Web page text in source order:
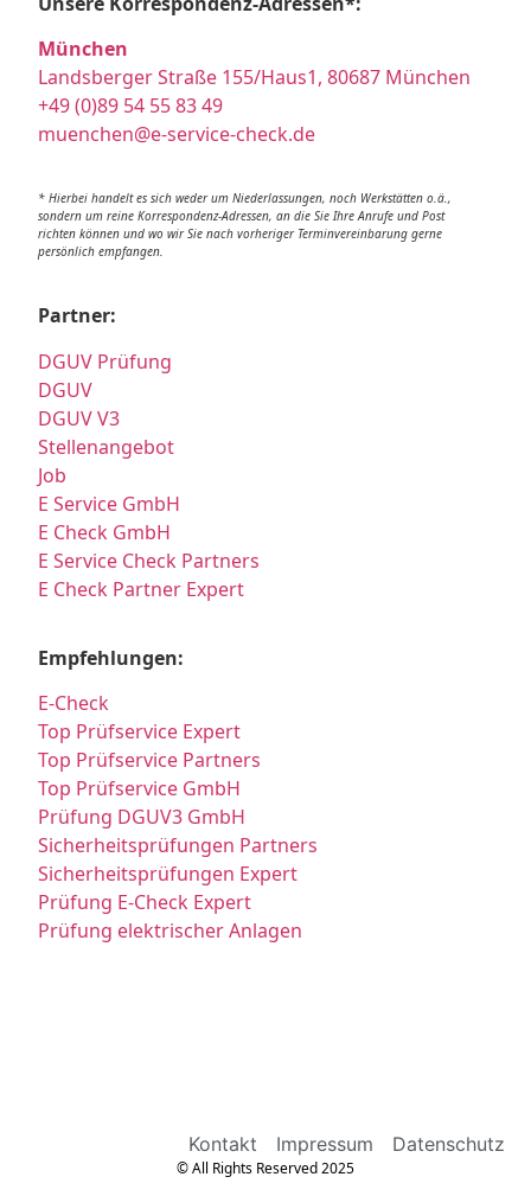
München
Landsberger Straße 155/Haus1, 80687 München
+49 (0)89 54 55 83 49
muenchen@e-service-check.de
* Hierbei handelt es sich weder um Niederlassungen, noch Werkstätten o.ä.,
sondern um reine Korrespondenz-Adressen, an die Sie Ihre Anrufe und Post
richten können und wo wir Sie nach vorheriger Terminvereinbarung gerne
persönlich empfangen.
Partner:
DGUV Prüfung
DGUV
DGUV V3
Stellenangebot
Job
E Service GmbH
E Check GmbH
E Service Check Partners
E Check Partner Expert
Empfehlungen:
E-Check
Top Prüfservice Expert
Top Prüfservice Partners
Top Prüfservice GmbH
Prüfung DGUV3 GmbH
Sicherheitsprüfungen Partners
Sicherheitsprüfungen Expert
Prüfung E-Check Expert
Prüfung elektrischer Anlagen
Kontakt Impressum Datenschutz
© All Rights Reserved 2025